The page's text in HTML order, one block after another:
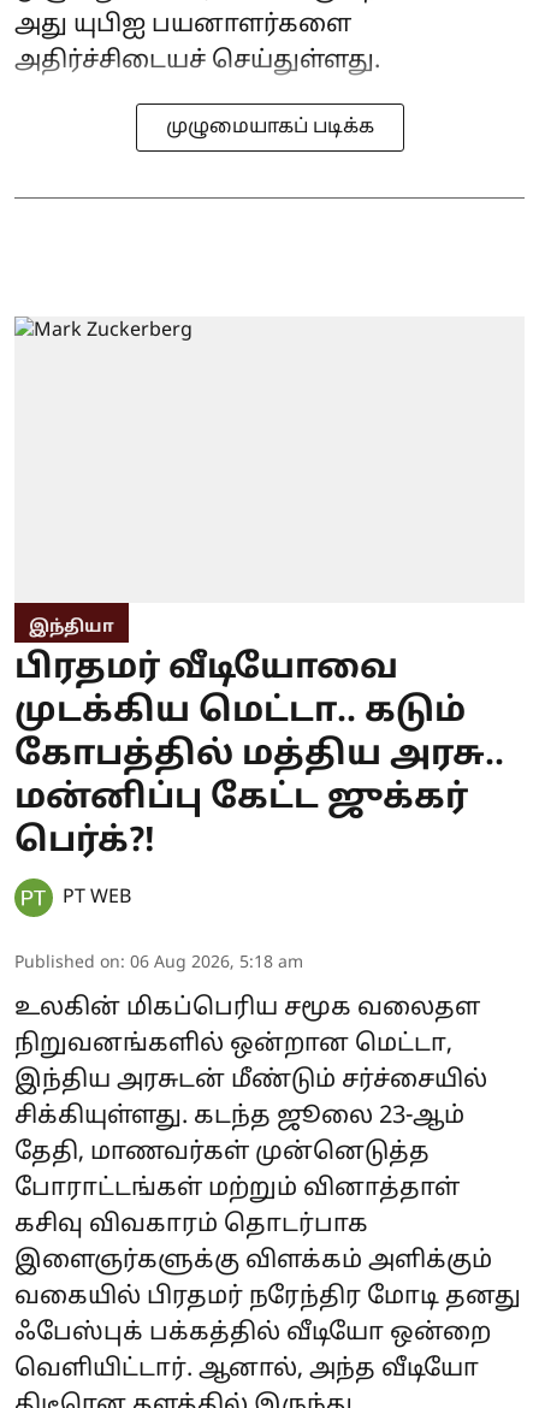
அது யுபிஐ பயனாளர்களை
அதிர்ச்சிடையச் செய்துள்ளது.
முழுமையாகப் படிக்க
இந்தியா
பிரதமர் வீடியோவை
முடக்கிய மெட்டா.. கடும்
கோபத்தில் மத்திய அரசு..
மன்னிப்பு கேட்ட ஜுக்கர்
பெர்க்?!
PT WEB
Published on: 06 Aug 2026, 5:18 am
உலகின் மிகப்பெரிய சமூக வலைதள
நிறுவனங்களில் ஒன்றான மெட்டா,
இந்திய அரசுடன் மீண்டும் சர்ச்சையில்
சிக்கியுள்ளது. கடந்த ஜூலை 23-ஆம்
தேதி, மாணவர்கள் முன்னெடுத்த
போராட்டங்கள் மற்றும் வினாத்தாள்
கசிவு விவகாரம் தொடர்பாக
இளைஞர்களுக்கு விளக்கம் அளிக்கும்
வகையில் பிரதமர் நரேந்திர மோடி தனது
ஃபேஸ்புக் பக்கத்தில் வீடியோ ஒன்றை
வெளியிட்டார். ஆனால், அந்த வீடியோ